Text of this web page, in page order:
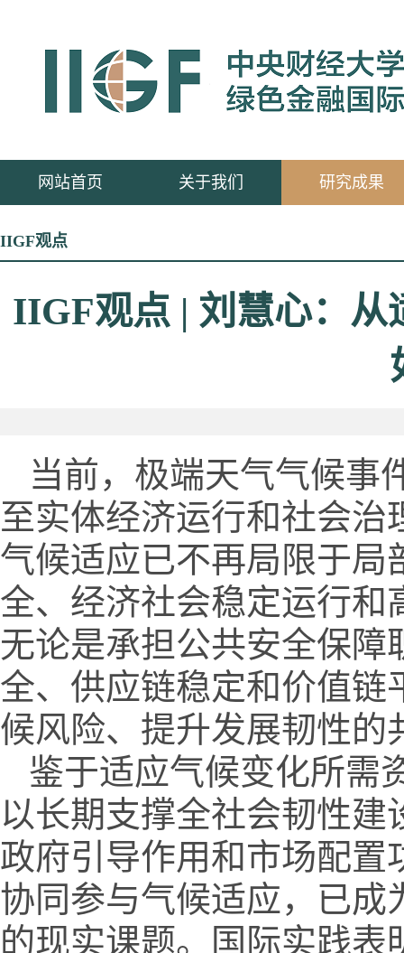
网站首页 关于我们 研究成果
IIGF观点
IIGF观点 | 刘慧心：
当前，极端天气气候事
至实体经济运行和社会
气候适应已不再局限于局
全、经济社会稳定运行和
无论是承担公共安全保
全、供应链稳定和价值链
候风险、提升发展韧性的
鉴于适应气候变化所需
以长期支撑全社会韧性
政府引导作用和市场配置
协同参与气候适应，已成
的现实课题。国际实践